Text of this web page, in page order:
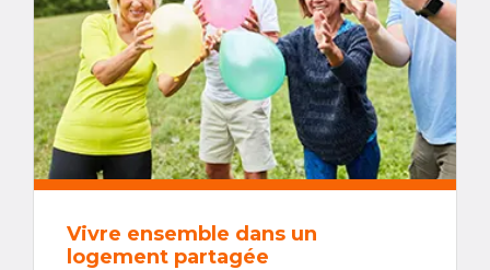
Vivre ensemble dans un
logement partagée